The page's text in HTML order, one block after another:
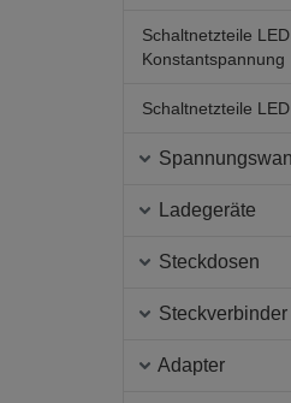
Schaltnetzteile LED
Konstantspannung
Schaltnetzteile
Ladegeräte
Steckdosen
Steckverbinder
Adapter